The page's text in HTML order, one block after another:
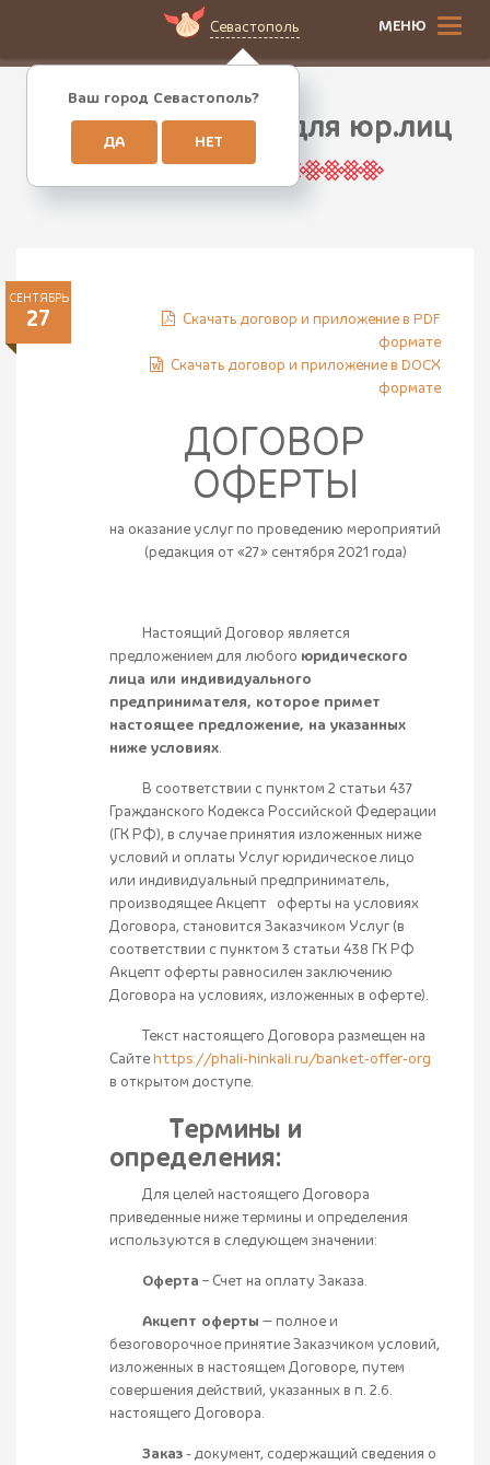
Севастополь
Ваш город Севастополь?
ДА НЕТ
МЕНЮ
Договор оферты для юр.лиц
Скачать договор и приложение в PDF
формате
Скачать договор и приложение в DOCX
формате
ДОГОВОР
ОФЕРТЫ
на оказание услуг по проведению мероприятий
(редакция от «27» сентября 2021 года)
Настоящий Договор является
предложением для любого юридического
лица или индивидуального
предпринимателя, которое примет
настоящее предложение, на указанных
ниже условиях.
В соответствии с пунктом 2 статьи 437
Гражданского Кодекса Российской Федерации
(ГК РФ), в случае принятия изложенных ниже
условий и оплаты Услуг юридическое лицо
или индивидуальный предприниматель,
производящее Акцепт оферты на условиях
Договора, становится Заказчиком Услуг (в
соответствии с пунктом 3 статьи 438 ГК РФ
Акцепт оферты равносилен заключению
Договора на условиях, изложенных в оферте).
Текст настоящего Договора размещен на
Сайтеhttps://phali-hinkali.ru/banket-offer-org
в открытом доступе.
Термины и
определения:
Для целей настоящего Договора
приведенные ниже термины и определения
используются в следующем значении:
Оферта – Счет на оплату Заказа.
Акцепт оферты — полное и
безоговорочное принятие Заказчиком условий,
изложенных в настоящем Договоре, путем
совершения действий, указанных в п. 2.6.
настоящего Договора.
Заказ- документ, содержащий сведения о
СЕНТЯБРЬ
27